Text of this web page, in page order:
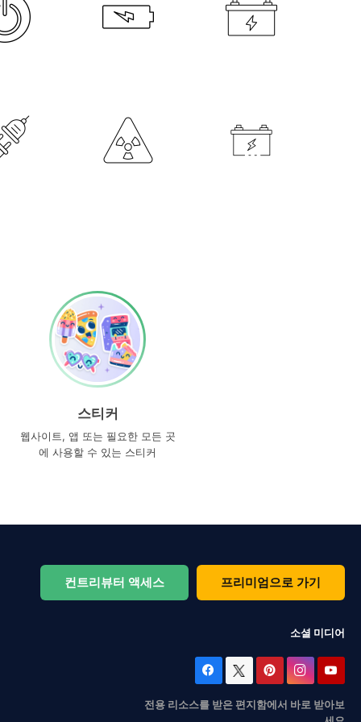
스티커
웹사이트, 앱 또는 필요한 모든 곳
에 사용할 수 있는 스티커
컨트리뷰터 액세스 프리미엄으로 가기
소셜 미디어
전용 리소스를 받은 편지함에서 바로 받아보